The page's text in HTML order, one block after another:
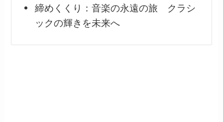
締めくくり：音楽の永遠の旅 クラシ
ックの輝きを未来へ